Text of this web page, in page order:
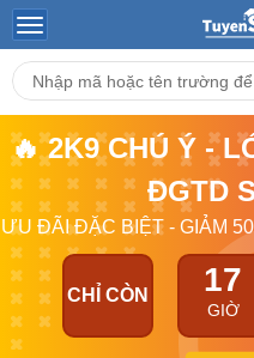
🔥 2K9 CHÚ Ý -
ĐGTD
ƯU ĐÃI ĐẶC BIỆT - GIẢM
CHỈ CÒN 17
GIỜ